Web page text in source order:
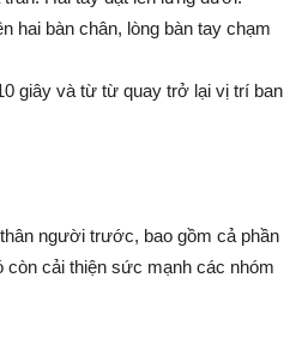
hai bàn chân, lòng bàn tay chạm
giây và từ từ quay trở lại vị trí ban
người trước, bao gồm cả phần
còn cải thiện sức mạnh các nhóm